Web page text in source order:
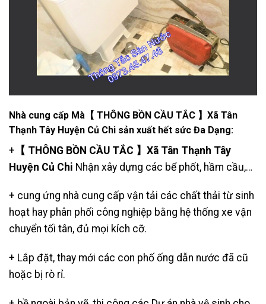
Nhà cung cấp Mà【 THÔNG BỒN CẦU TẮC 】Xã Tân
Thạnh Tây Huyện Củ Chi sản xuất hết sức Đa Dạng:
+ 【 THÔNG BỒN CẦU TẮC 】Xã Tân Thạnh Tây
Huyện Củ Chi Nhận xây dựng các bể phốt, hầm cầu,…
+ cung ứng nhà cung cấp vận tải các chất thải từ sinh
hoạt hay phân phối công nghiệp bằng hệ thống xe vận
chuyển tối tân, đủ mọi kích cỡ.
+ Lắp đặt, thay mới các con phố ống dẫn nước đã cũ
hoặc bị rò rỉ.